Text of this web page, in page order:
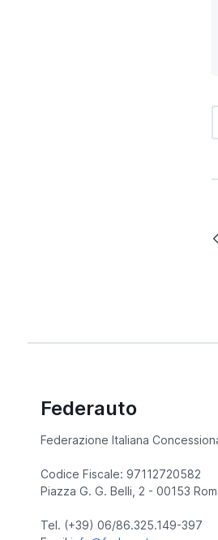
Federauto
Federazione Italiana
Codice Fiscale: 97112720582
Piazza G. G. Belli, 2 - 00153
Tel. (+39) 06/86.325.149-397